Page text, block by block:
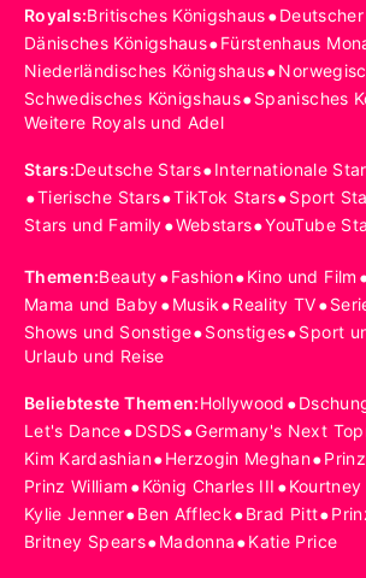
Royals:Britisches Königshaus•
Dänisches Königshaus•Fürstenhaus
Niederländisches Königshaus•
Schwedisches Königshaus•Spanisches
Weitere Royals und Adel
Stars:Deutsche Stars•Internationale
•Tierische Stars•TikTok Stars•Sport
Stars und Family•Webstars•YouTube
Themen:Beauty•Fashion•Kino und Film
Mama und Baby•Musik•Reality TV•
Shows und Sonstige•Sonstiges•Sport
Urlaub und Reise
Beliebteste Themen:Hollywood •
Let's Dance•DSDS•Germany's Next
Kim Kardashian•Herzogin Meghan•
Prinz William •König Charles III •
Kylie Jenner•Ben Affleck•Brad Pitt•
Britney Spears•Madonna•Katie Price